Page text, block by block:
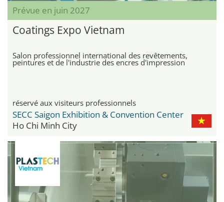
Prévue en juin 2027
Coatings Expo Vietnam
Salon professionnel international des revêtements,
peintures et de l'industrie des encres d'impression
réservé aux visiteurs professionnels
SECC Saigon Exhibition & Convention Center
Ho Chi Minh City